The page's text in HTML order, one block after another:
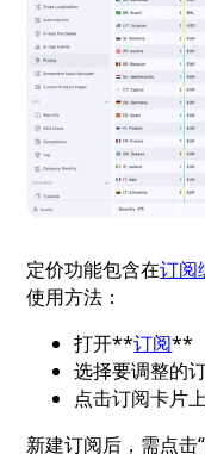
定价功能包含在订阅
使用方法：
打开**订阅**
选择要调整的
点击订阅卡片
新建订阅后，需点击